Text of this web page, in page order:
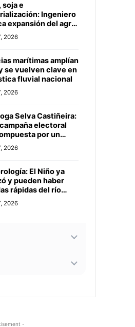
soja e
Ingeniero
expansión del agro
hacia más
2026
marítimas amplían
se vuelven clave en
fluvial nacional
2026
Selva Castiñeira:
electoral
por un
de profesionales”
2026
El Niño ya
y pueden haber
rápidas del río
2026
y BIM ganan
2026 -